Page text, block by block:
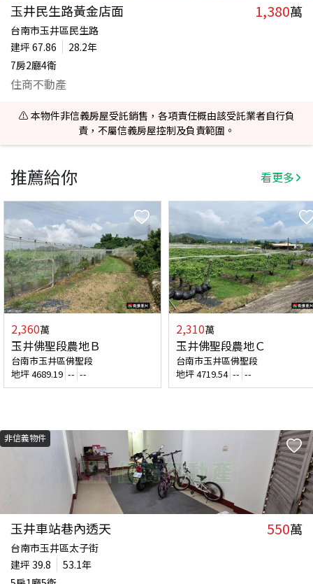
玉井民生路黃金店面 1,380萬
台南市玉井區民生路
建坪 67.86
28.2年
7房2廳4衛
住商不動產
⚠️ 本物件非信義房屋受託銷售，各項責任概由該受託業者自行負
責，不屬信義房屋控制及負責範圍。
推薦給你 看更多
2,360萬
玉井佛聖段農地Ｂ
台南市玉井區佛聖段
地坪4689.19 -- --
2,310萬
玉井佛聖段農地Ｃ
台南市玉井區佛聖段
地坪4719.54 -- --
非信義物件
玉井車站巷內透天 550萬
台南市玉井區太子街
建坪 39.8
53.1年